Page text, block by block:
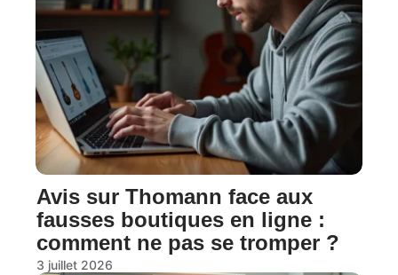
Avis sur Thomann face aux
fausses boutiques en ligne :
comment ne pas se tromper ?
3 juillet 2026